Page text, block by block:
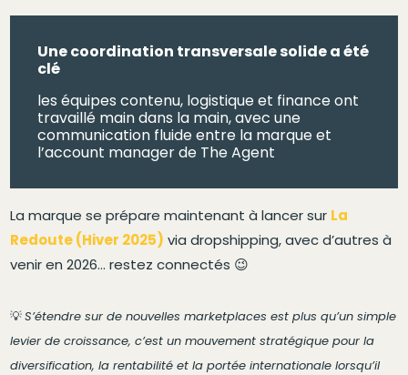
Une coordination transversale solide a été
clé
les équipes contenu, logistique et finance ont
travaillé main dans la main, avec une
communication fluide entre la marque et
l’account manager de The Agent
La marque se prépare maintenant à lancer sur La
Redoute (Hiver 2025) via dropshipping, avec d’autres à
venir en 2026… restez connectés 😉
💡S’étendre sur de nouvelles marketplaces est plus qu’un simple
levier de croissance, c’est un mouvement stratégique pour la
diversification, la rentabilité et la portée internationale lorsqu’il